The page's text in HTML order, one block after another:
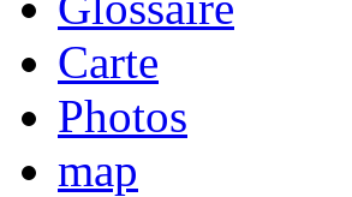
Carte
Photos
map